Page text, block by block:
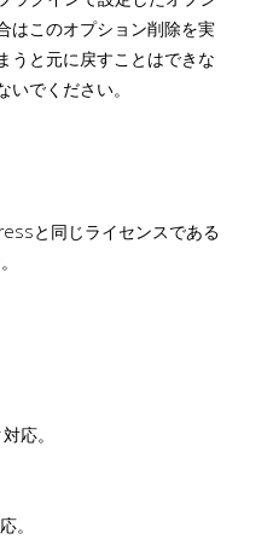
はこのオプション削除を実
うと元に戻すことはできな
でください。
と同じライセンスである
応。
。